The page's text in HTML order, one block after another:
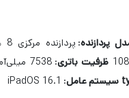
پردازنده: پردازنده مرکزی 8 هسته ای
ظرفیت باتری: 7538 میلی‌آمپر ساعت
سیستم عامل:
iPadOS 16.1